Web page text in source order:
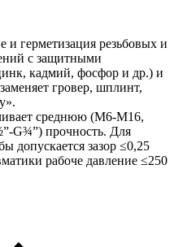
и герметизация резьбовых и
с защитными
кадмий, фосфор и др.) и
гровер, шплинт,
среднюю (М6-М16,
G¾”) прочность. Для
допускается зазор ≤0,25
рабоче давление ≤250